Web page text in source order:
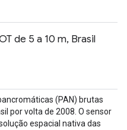
de 5 a 10 m, Brasil
(PAN) brutas
por volta de 2008. O sensor
espacial nativa das